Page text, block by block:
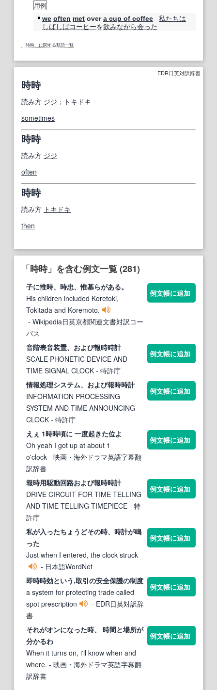
用例
we often met overa cup of coffee
私たちは
しばしばコーヒーを飲みながら会った
「時時」に関する類語一覧
EDR日英対訳辞書
時時
読み方 ジジ ； トキドキ
sometimes
時時
読み方 ジジ
often
時時
読み方 トキドキ
then
「時時」を含む例文一覧 (281)
子に惟時、時忠、惟基らがある。
His children included Koretoki,
Tokitada and Koremoto.
- Wikipedia日英京都関連文書対訳コー
パス
例文帳に追加
音階表音装置、および報時時計
SCALE PHONETIC DEVICE AND
TIME SIGNAL CLOCK - 特許庁
例文帳に追加
情報処理システム、および報時時計
INFORMATION PROCESSING
SYSTEM AND TIME ANNOUNCING
CLOCK - 特許庁
例文帳に追加
えぇ 1時時頃に 一度起きた位よ
Oh yeah I got up at about 1
o'clock - 映画・海外ドラマ英語字幕翻
訳辞書
例文帳に追加
報時用駆動回路および報時時計
DRIVE CIRCUIT FOR TIME TELLING
AND TIME TELLING TIMEPIECE - 特
許庁
例文帳に追加
私が入ったちょうどその時、時計が鳴
った
Just when I entered, the clock struck
- 日本語WordNet
例文帳に追加
即時時効という,取引の安全保護の制度
a system for protecting trade called
spot prescription
- EDR日英対訳辞
書
例文帳に追加
それがオンになった時、 時間と場所が
分かるわ
When it turns on, i'll know when and
where. - 映画・海外ドラマ英語字幕翻
訳辞書
例文帳に追加